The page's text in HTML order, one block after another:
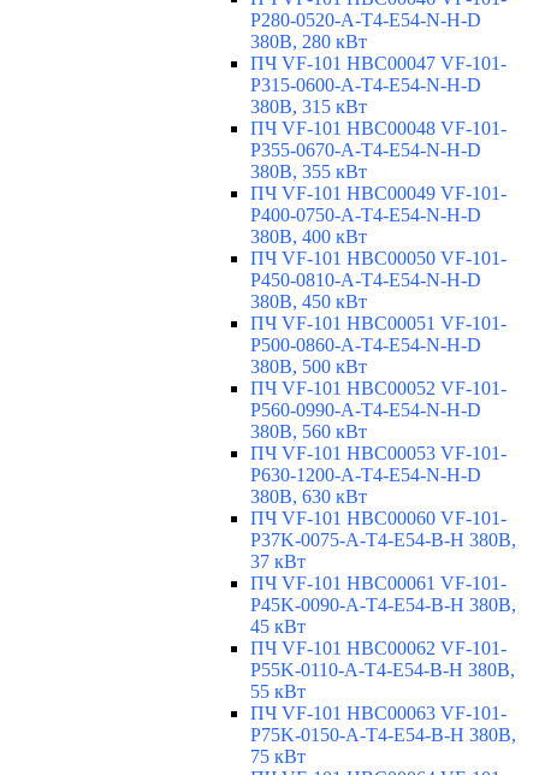
P280-0520-A-T4-E54-N-H-D
380В, 280 кВт
ПЧ VF-101 HBC00047 VF-101-
P315-0600-A-T4-E54-N-H-D
380В, 315 кВт
ПЧ VF-101 HBC00048 VF-101-
P355-0670-A-T4-E54-N-H-D
380В, 355 кВт
ПЧ VF-101 HBC00049 VF-101-
P400-0750-A-T4-E54-N-H-D
380В, 400 кВт
ПЧ VF-101 HBC00050 VF-101-
P450-0810-A-T4-E54-N-H-D
380В, 450 кВт
ПЧ VF-101 HBC00051 VF-101-
P500-0860-A-T4-E54-N-H-D
380В, 500 кВт
ПЧ VF-101 HBC00052 VF-101-
P560-0990-A-T4-E54-N-H-D
380В, 560 кВт
ПЧ VF-101 HBC00053 VF-101-
P630-1200-A-T4-E54-N-H-D
380В, 630 кВт
ПЧ VF-101 HBC00060 VF-101-
P37K-0075-A-T4-E54-B-H 380В,
37 кВт
ПЧ VF-101 HBC00061 VF-101-
P45K-0090-A-T4-E54-B-H 380В,
45 кВт
ПЧ VF-101 HBC00062 VF-101-
P55K-0110-A-T4-E54-B-H 380В,
55 кВт
ПЧ VF-101 HBC00063 VF-101-
P75K-0150-A-T4-E54-B-H 380В,
75 кВт